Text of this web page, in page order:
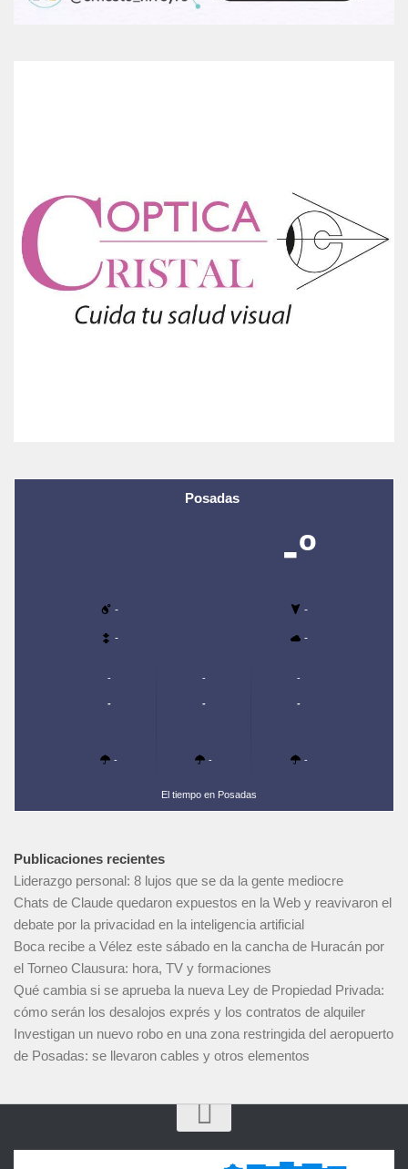
Posadas
-º
- -
- -
-
-
-
-
-
-
-
-
-
El tiempo en Posadas
Publicaciones recientes
Liderazgo personal: 8 lujos que se da la gente mediocre
Chats de Claude quedaron expuestos en la Web y reavivaron el
debate por la privacidad en la inteligencia artificial
Boca recibe a Vélez este sábado en la cancha de Huracán por
el Torneo Clausura: hora, TV y formaciones
Qué cambia si se aprueba la nueva Ley de Propiedad Privada:
cómo serán los desalojos exprés y los contratos de alquiler
Investigan un nuevo robo en una zona restringida del aeropuerto
de Posadas: se llevaron cables y otros elementos